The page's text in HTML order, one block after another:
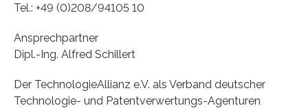
Tel.: +49 (0)208/94105 10
Ansprechpartner
Dipl.-Ing. Alfred Schillert
Der TechnologieAllianz e.V. als Verband deutscher
Technologie- und Patentverwertungs-Agenturen